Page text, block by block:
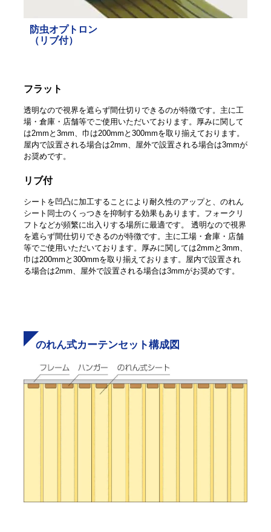
防虫オプトロン
（リブ付）
フラット
透明なので視界を遮らず間仕切りできるのが特徴です。主に工
場・倉庫・店舗等でご使用いただいております。厚みに関して
は2mmと3mm、巾は200mmと300mmを取り揃えております。
屋内で設置される場合は2mm、屋外で設置される場合は3mmが
お奨めです。
リブ付
シートを凹凸に加工することにより耐久性のアップと、のれん
シート同士のくっつきを抑制する効果もあります。フォークリ
フトなどが頻繁に出入りする場所に最適です。 透明なので視界
を遮らず間仕切りできるのが特徴です。主に工場・倉庫・店舗
等でご使用いただいております。厚みに関しては2mmと3mm、
巾は200mmと300mmを取り揃えております。屋内で設置され
る場合は2mm、屋外で設置される場合は3mmがお奨めです。
のれん式カーテンセット構成図